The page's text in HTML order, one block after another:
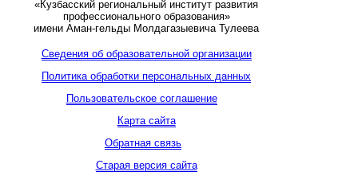
«Кузбасский региональный институт развития
профессионального образования»
имени Аман-гельды Молдагазыевича Тулеева
Сведения об образовательной организации
Политика обработки персональных данных
Пользовательское соглашение
Карта сайта
Обратная связь
Старая версия сайта